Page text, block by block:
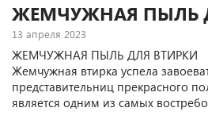
ЖЕМЧУЖНАЯ ПЫЛЬ
13 апреля 2023
ЖЕМЧУЖНАЯ ПЫЛЬ ДЛЯ ВТИРКИ
Жемчужная втирка успела
представительниц прекрасного
является одним из самых